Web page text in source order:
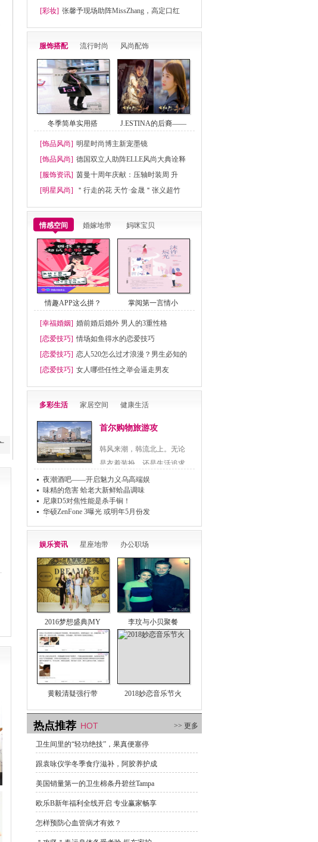
[彩妆] 张馨予现场助阵MissZhang，高定口红
服饰搭配 流行时尚 风尚配饰
冬季简单实用搭 J.ESTINA的后裔——
[饰品风尚] 明星时尚博主新宠墨镜
[饰品风尚] 德国双立人助阵ELLE风尚大典诠释
[服饰资讯] 茵曼十周年庆献：压轴时装周 升
[明星风尚]
＂行走的花 天竹·金晟＂张义超竹
情感空间 婚嫁地带 妈咪宝贝
情趣APP这么拼？ 掌阅第一言情小
[幸福婚姻] 婚前婚后婚外 男人的3重性格
[恋爱技巧] 情场如鱼得水的恋爱技巧
[恋爱技巧] 恋人520怎么过才浪漫？男生必知的
[恋爱技巧] 女人哪些任性之举会逼走男友
多彩生活 家居空间 健康生活
首尔购物旅游攻
韩风来潮，韩流北上。无论
是衣着装扮，还是生活追求
都..
夜潮酒吧——开启魅力义乌高端娱
味精的危害 蛤老大新鲜蛤晶调味
尼康D5对焦性能是杀手锏！
华硕ZenFone 3曝光 或明年5月份发
娱乐资讯 星座地带 办公职场
2016梦想盛典|MY 李玟与小贝聚餐
黄毅清疑强行带 2018妙恋音乐节火
热点推荐 HOT >> 更多
卫生间里的“轻功绝技”，果真便塞停
跟袁咏仪学冬季食疗滋补，阿胶养护成
美国销量第一的卫生棉条丹碧丝Tampa
欧乐B新年福利全线开启 专业赢家畅享
怎样预防心血管病才有效？